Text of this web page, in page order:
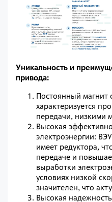
Уникальность и
привода:
Постоянный
характеризуется
передачи, низкими
Высокая
электроэнергии:
имеет редуктора,
передаче и
выработки
условиях низкой
значителен, что
Высокая